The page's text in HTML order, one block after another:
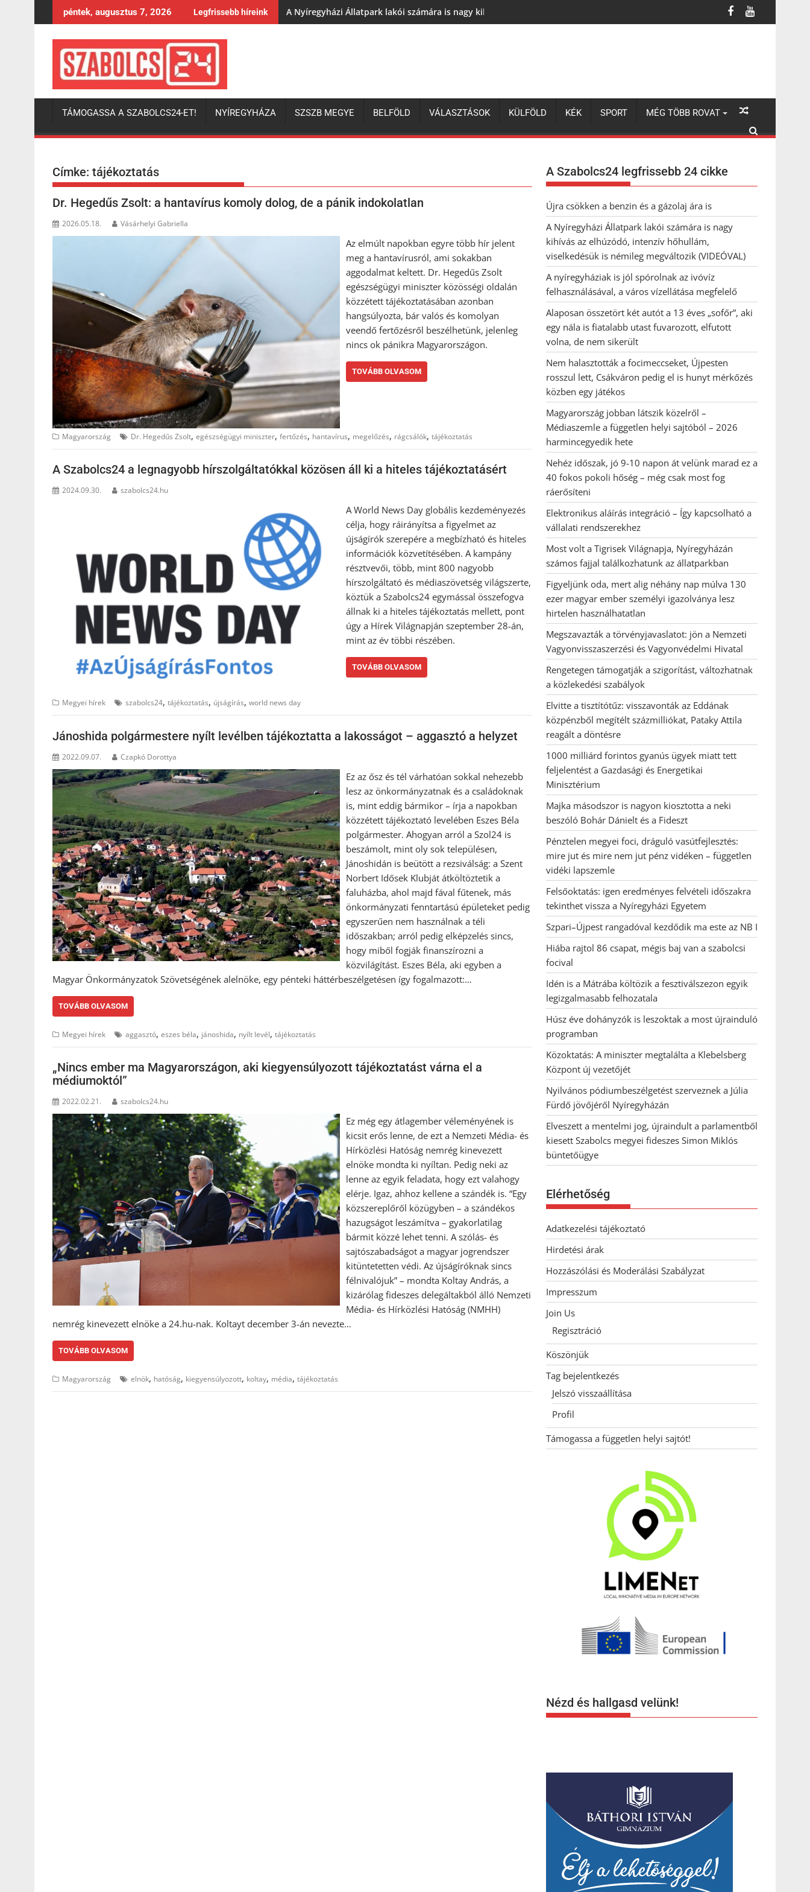
to
péntek, augusztus 7, 2026 Legfrissebb híreink A Nyíregyházi Állatpark lakói számára is nagy kihívás az elhúzódó, intenzív hőhullám, viselkedésük is némileg megváltozik
TÁMOGASSA A SZABOLCS24-ET! NYÍREGYHÁZA SZSZB MEGYE BELFÖLD VÁLASZTÁSOK KÜLFÖLD KÉK SPORT MÉG TÖBB ROVAT
Címke: tájékoztatás
Dr. Hegedűs Zsolt: a hantavírus komoly dolog, de a pánik indokolatlan
2026.05.18. Vásárhelyi Gabriella
Az elmúlt napokban egyre több hír jelent
meg a hantavírusról, ami sokakban
aggodalmat keltett. Dr. Hegedűs Zsolt
egészségügyi miniszter közösségi oldalán
közzétett tájékoztatásában azonban
hangsúlyozta, bár valós és komolyan
veendő fertőzésről beszélhetünk, jelenleg
nincs ok pánikra Magyarországon.
TOVÁBB OLVASOM
Magyarország Dr. Hegedűs Zsolt, egészségügyi miniszter, fertőzés, hantavírus, megelőzés, rágcsálók, tájékoztatás
A Szabolcs24 a legnagyobb hírszolgáltatókkal közösen áll ki a hiteles tájékoztatásért
2024.09.30. szabolcs24.hu
A World News Day globális kezdeményezés
célja, hogy ráirányítsa a figyelmet az
újságírók szerepére a megbízható és hiteles
információk közvetítésében. A kampány
résztvevői, több, mint 800 nagyobb
hírszolgáltató és médiaszövetség világszerte,
köztük a Szabolcs24 egymással összefogva
állnak ki a hiteles tájékoztatás mellett, pont
úgy a Hírek Világnapján szeptember 28-án,
mint az év többi részében.
TOVÁBB OLVASOM
Megyei hírek szabolcs24, tájékoztatás, újságírás, world news day
Jánoshida polgármestere nyílt levélben tájékoztatta a lakosságot – aggasztó a helyzet
2022.09.07. Czapkó Dorottya
Ez az ősz és tél várhatóan sokkal nehezebb
lesz az önkormányzatnak és a családoknak
is, mint eddig bármikor – írja a napokban
közzétett tájékoztató levelében Eszes Béla
polgármester. Ahogyan arról a Szol24 is
beszámolt, mint oly sok településen,
Jánoshidán is beütött a rezsiválság: a Szent
Norbert Idősek Klubját átköltöztetik a
faluházba, ahol majd fával fűtenek, más
önkormányzati fenntartású épületeket pedig
egyszerűen nem használnak a téli
időszakban; arról pedig elképzelés sincs,
hogy miből fogják finanszírozni a
közvilágítást. Eszes Béla, aki egyben a
Magyar Önkormányzatok Szövetségének alelnöke, egy pénteki háttérbeszélgetésen így fogalmazott:…
TOVÁBB OLVASOM
Megyei hírek aggasztó, eszes béla, jánoshida, nyílt levél, tájékoztatás
„Nincs ember ma Magyarországon, aki kiegyensúlyozott tájékoztatást várna el a
médiumoktól”
2022.02.21. szabolcs24.hu
Ez még egy átlagember véleményének is
kicsit erős lenne, de ezt a Nemzeti Média- és
Hírközlési Hatóság nemrég kinevezett
elnöke mondta ki nyíltan. Pedig neki az
lenne az egyik feladata, hogy ezt valahogy
elérje. Igaz, ahhoz kellene a szándék is. “Egy
közszereplőről közügyben – a szándékos
hazugságot leszámítva – gyakorlatilag
bármit közzé lehet tenni. A szólás- és
sajtószabadságot a magyar jogrendszer
kitüntetetten védi. Az újságíróknak sincs
félnivalójuk” – mondta Koltay András, a
kizárólag fideszes delegáltakból álló Nemzeti
Média- és Hírközlési Hatóság (NMHH)
nemrég kinevezett elnöke a 24.hu-nak. Koltayt december 3-án nevezte…
TOVÁBB OLVASOM
Magyarország elnök, hatóság, kiegyensúlyozott, koltay, média, tájékoztatás
A Szabolcs24 legfrissebb 24 cikke
Újra csökken a benzin és a gázolaj ára is
A Nyíregyházi Állatpark lakói számára is nagy
kihívás az elhúzódó, intenzív hőhullám,
viselkedésük is némileg megváltozik (VIDEÓVAL)
A nyíregyháziak is jól spórolnak az ivóvíz
felhasználásával, a város vízellátása megfelelő
Alaposan összetört két autót a 13 éves „sofőr”, aki
egy nála is fiatalabb utast fuvarozott, elfutott
volna, de nem sikerült
Nem halasztották a focimeccseket, Újpesten
rosszul lett, Csákváron pedig el is hunyt mérkőzés
közben egy játékos
Magyarország jobban látszik közelről –
Médiaszemle a független helyi sajtóból – 2026
harmincegyedik hete
Nehéz időszak, jó 9-10 napon át velünk marad ez a
40 fokos pokoli hőség – még csak most fog
ráerősíteni
Elektronikus aláírás integráció – Így kapcsolható a
vállalati rendszerekhez
Most volt a Tigrisek Világnapja, Nyíregyházán
számos fajjal találkozhatunk az állatparkban
Figyeljünk oda, mert alig néhány nap múlva 130
ezer magyar ember személyi igazolványa lesz
hirtelen használhatatlan
Megszavazták a törvényjavaslatot: jön a Nemzeti
Vagyonvisszaszerzési és Vagyonvédelmi Hivatal
Rengetegen támogatják a szigorítást, változhatnak
a közlekedési szabályok
Elvitte a tisztítótűz: visszavonták az Eddának
közpénzből megítélt százmilliókat, Pataky Attila
reagált a döntésre
1000 milliárd forintos gyanús ügyek miatt tett
feljelentést a Gazdasági és Energetikai
Minisztérium
Majka másodszor is nagyon kiosztotta a neki
beszóló Bohár Dánielt és a Fideszt
Pénztelen megyei foci, dráguló vasútfejlesztés:
mire jut és mire nem jut pénz vidéken – független
vidéki lapszemle
Felsőoktatás: igen eredményes felvételi időszakra
tekinthet vissza a Nyíregyházi Egyetem
Szpari–Újpest rangadóval kezdődik ma este az NB I
Hiába rajtol 86 csapat, mégis baj van a szabolcsi
focival
Idén is a Mátrába költözik a fesztiválszezon egyik
legizgalmasabb felhozatala
Húsz éve dohányzók is leszoktak a most újrainduló
programban
Közoktatás: A miniszter megtalálta a Klebelsberg
Központ új vezetőjét
Nyilvános pódiumbeszélgetést szerveznek a Júlia
Fürdő jövőjéről Nyíregyházán
Elveszett a mentelmi jog, újraindult a parlamentből
kiesett Szabolcs megyei fideszes Simon Miklós
büntetőügye
Elérhetőség
Adatkezelési tájékoztató
Hirdetési árak
Hozzászólási és Moderálási Szabályzat
Impresszum
Join Us
Regisztráció
Köszönjük
Tag bejelentkezés
Jelszó visszaállítása
Profil
Támogassa a független helyi sajtót!
Nézd és hallgasd velünk!